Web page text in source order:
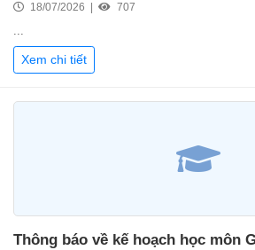
18/07/2026 | 707
...
Xem chi tiết
Thông báo về kế hoạch học môn